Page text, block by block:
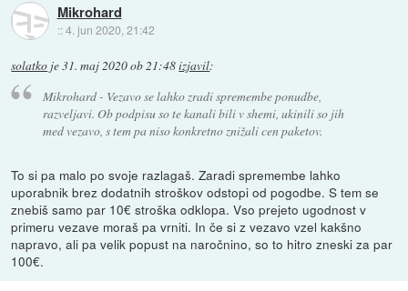
Mikrohard
::4. jun 2020, 21:42
solatko je31. maj 2020 ob 21:48izjavil:
Mikrohard - Vezavo se lahko zradi spremembe ponudbe,
razveljavi. Ob podpisu so te kanali bili v shemi, ukinili so jih
med vezavo, s tem pa niso konkretno znižali cen paketov.
To si pa malo po svoje razlagaš. Zaradi spremembe lahko
uporabnik brez dodatnih stroškov odstopi od pogodbe. S tem se
znebiš samo par 10€ stroška odklopa. Vso prejeto ugodnost v
primeru vezave moraš pa vrniti. In če si z vezavo vzel kakšno
napravo, ali pa velik popust na naročnino, so to hitro zneski za par
100€.